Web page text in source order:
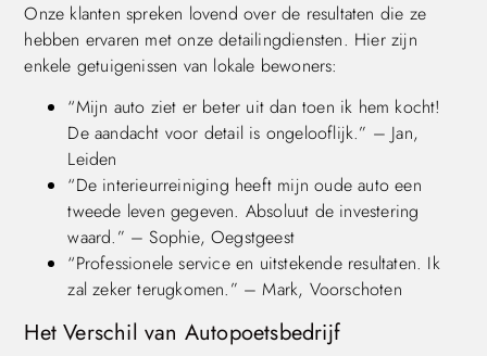
Onze klanten spreken lovend over de resultaten die ze
hebben ervaren met onze detailingdiensten. Hier zijn
enkele getuigenissen van lokale bewoners:
“Mijn auto ziet er beter uit dan toen ik hem kocht!
De aandacht voor detail is ongelooflijk.” – Jan,
Leiden
“De interieurreiniging heeft mijn oude auto een
tweede leven gegeven. Absoluut de investering
waard.” – Sophie, Oegstgeest
“Professionele service en uitstekende resultaten. Ik
zal zeker terugkomen.” – Mark, Voorschoten
Het Verschil van Autopoetsbedrijf